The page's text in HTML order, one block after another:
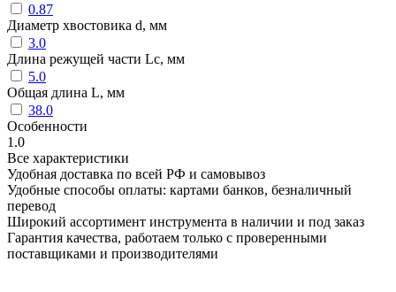
0.87
Диаметр хвостовика d, мм
3.0
Длина режущей части Lc, мм
5.0
Общая длина L, мм
38.0
Особенности
1.0
Все характеристики
Удобная доставка по всей РФ и самовывоз
Удобные способы оплаты: картами банков, безналичный
перевод
Широкий ассортимент инструмента в наличии и под заказ
Гарантия качества, работаем только с проверенными
поставщиками и производителями